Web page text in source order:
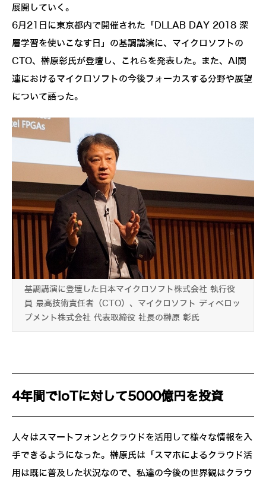
展開していく。
6月21日に東京都内で開催された「DLLAB DAY 2018 深
層学習を使いこなす日」の基調講演に、マイクロソフトの
CTO、榊原彰氏が登壇し、これらを発表した。また、AI関
連におけるマイクロソフトの今後フォーカスする分野や展望
について語った。
基調講演に登壇した日本マイクロソフト株式会社 執行役
員 最高技術責任者（CTO）、マイクロソフト ディベロッ
プメント株式会社 代表取締役 社長の榊原 彰氏
4年間でIoTに対して5000億円を投資
人々はスマートフォンとクラウドを活用して様々な情報を入
手できるようになった。榊原氏は「スマホによるクラウド活
用は既に普及した状況なので、私達の今後の世界観はクラウ